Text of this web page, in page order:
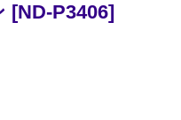
[ND-P3406]